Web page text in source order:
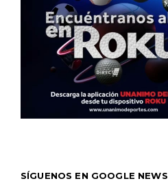
SÍGUENOS EN GOOGLE NEWS